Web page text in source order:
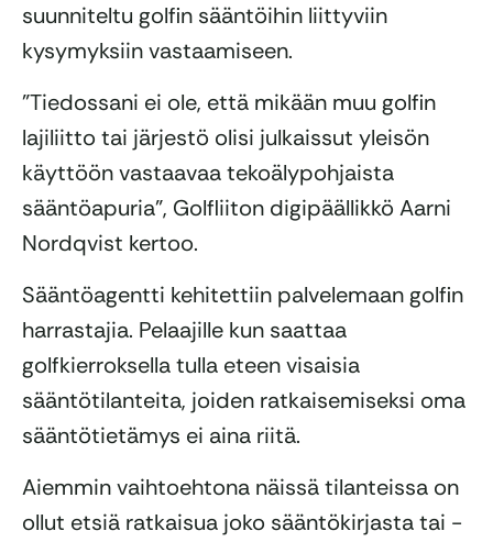
suunniteltu golfin sääntöihin liittyviin
kysymyksiin vastaamiseen.
”Tiedossani ei ole, että mikään muu golfin
lajiliitto tai järjestö olisi julkaissut yleisön
käyttöön vastaavaa tekoälypohjaista
sääntöapuria”, Golfliiton digipäällikkö Aarni
Nordqvist kertoo.
Sääntöagentti kehitettiin palvelemaan golfin
harrastajia. Pelaajille kun saattaa
golfkierroksella tulla eteen visaisia
sääntötilanteita, joiden ratkaisemiseksi oma
sääntötietämys ei aina riitä.
Aiemmin vaihtoehtona näissä tilanteissa on
ollut etsiä ratkaisua joko sääntökirjasta tai -